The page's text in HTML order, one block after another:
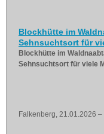
Blockhütte im
Sehnsuchtsort für
Blockhütte im
Sehnsuchtsort für viele
Falkenberg, 21.01.2026